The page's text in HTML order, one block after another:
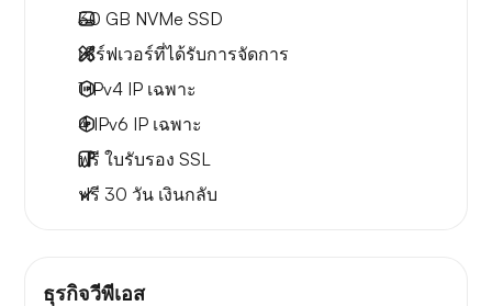
30 GB NVMe SSD
เซิร์ฟเวอร์ที่ได้รับการจัดการ
1 IPv4 IP เฉพาะ
4 IPv6 IP เฉพาะ
ฟรี ใบรับรอง SSL
ฟรี 30 วัน เงินกลับ
ธุรกิจวีพีเอส